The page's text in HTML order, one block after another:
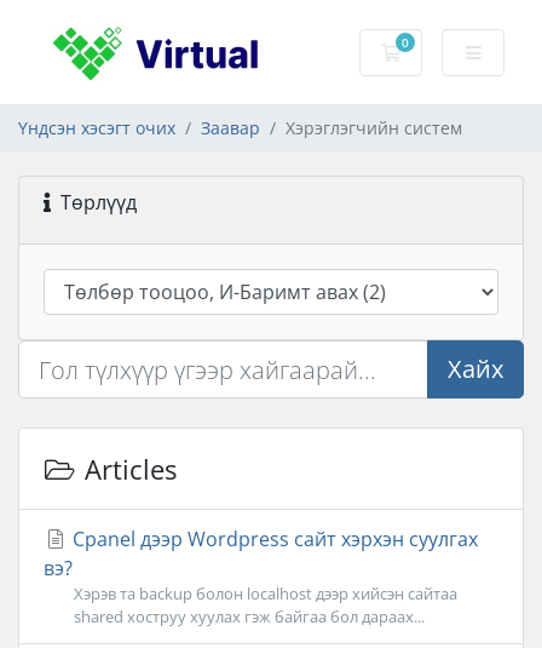
0
Сагс
Үндсэн хэсэгт очих Заавар Хэрэглэгчийн систем
Төрлүүд
Хайх
Articles
Cpanel дээр Wordpress сайт хэрхэн суулгах
вэ?
Хэрэв та backup болон localhost дээр хийсэн сайтаа
shared хоструу хуулах гэж байгаа бол дараах...